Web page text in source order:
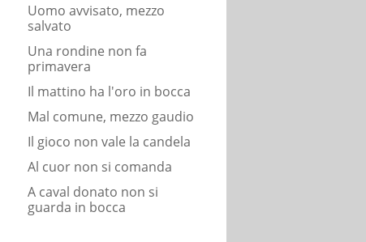
Uomo avvisato, mezzo
salvato
Una rondine non fa
primavera
Il mattino ha l'oro in bocca
Mal comune, mezzo gaudio
Il gioco non vale la candela
Al cuor non si comanda
A caval donato non si
guarda in bocca